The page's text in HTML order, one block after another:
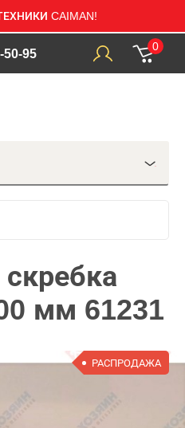
CAIMAN!
50-95
0
мм 61231
РАСПРОДАЖА